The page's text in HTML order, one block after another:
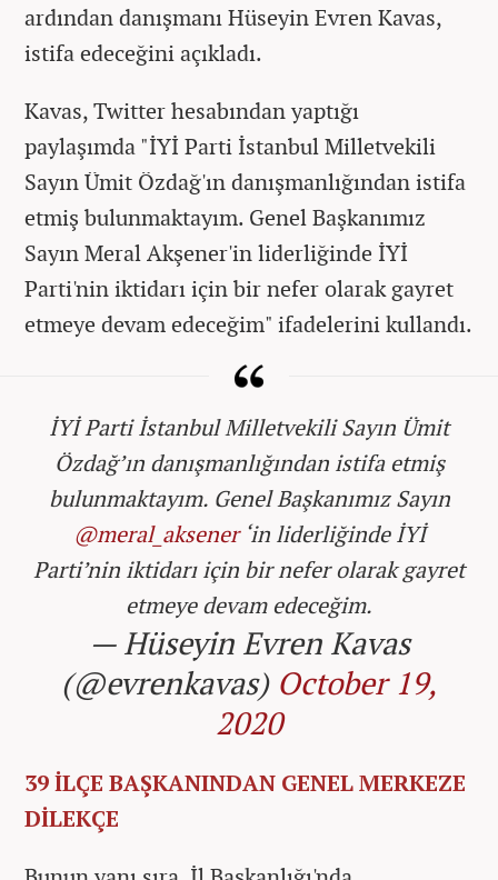
ardından danışmanı Hüseyin Evren Kavas,
istifa edeceğini açıkladı.
Kavas, Twitter hesabından yaptığı
paylaşımda "İYİ Parti İstanbul Milletvekili
Sayın Ümit Özdağ'ın danışmanlığından istifa
etmiş bulunmaktayım. Genel Başkanımız
Sayın Meral Akşener'in liderliğinde İYİ
Parti'nin iktidarı için bir nefer olarak gayret
etmeye devam edeceğim" ifadelerini kullandı.
İYİ Parti İstanbul Milletvekili Sayın Ümit
Özdağ’ın danışmanlığından istifa etmiş
bulunmaktayım. Genel Başkanımız Sayın
@meral_aksener‘in liderliğinde İYİ
Parti’nin iktidarı için bir nefer olarak gayret
etmeye devam edeceğim.
— Hüseyin Evren Kavas
(@evrenkavas) October 19,
2020
39 İLÇE BAŞKANINDAN GENEL MERKEZE
DİLEKÇE